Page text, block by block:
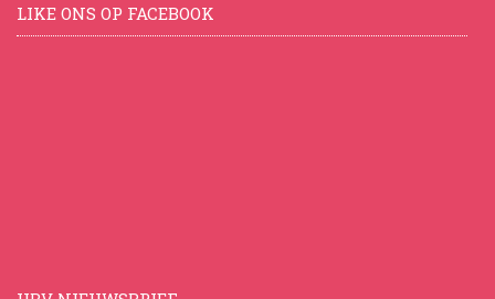
LIKE ONS OP FACEBOOK